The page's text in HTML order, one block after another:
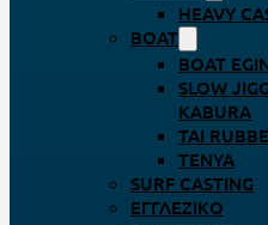
HEAVY
BOAT
BOAT
SLOW
KABURA
TAI
TENYA
SURF CASTING
ΕΓΓΛΈΖΙΚΟ